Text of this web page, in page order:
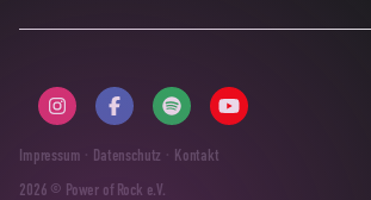
Impressum · Datenschutz · Kontakt
2026 © Power of Rock e.V.